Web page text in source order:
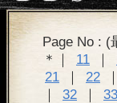
Page No : (
＊｜
11 ｜
21
｜ 22 ｜
｜
32 ｜ 33